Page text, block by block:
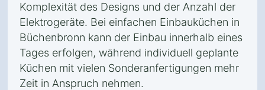
Komplexität des Designs und der Anzahl der
Elektrogeräte. Bei einfachen Einbauküchen in
Büchenbronn kann der Einbau innerhalb eines
Tages erfolgen, während individuell geplante
Küchen mit vielen Sonderanfertigungen mehr
Zeit in Anspruch nehmen.